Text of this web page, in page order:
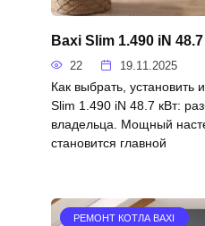
Baxi Slim 1.490 iN
22 19.11.2025
Как выбрать, установить
Slim 1.490 iN 48.7 кВт:
владельца. Мощный
становится главной
РЕМОНТ КОТЛА BAXI